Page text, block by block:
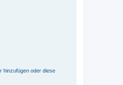
hinzufügen oder diese